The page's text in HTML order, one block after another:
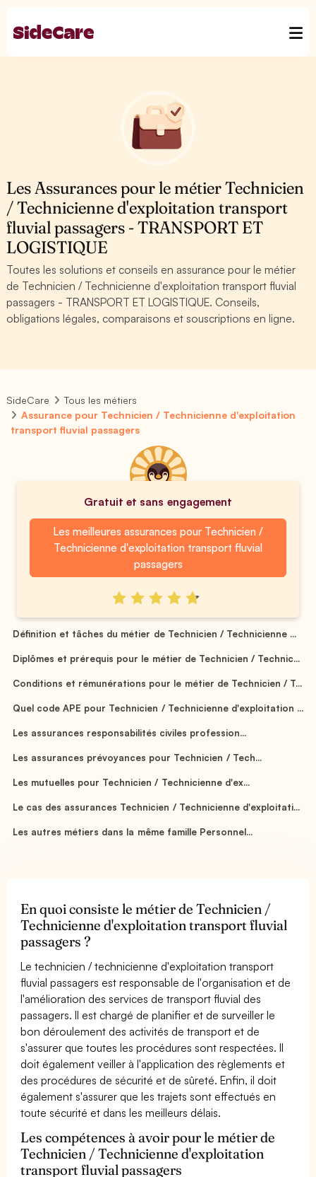
Les Assurances pour le métier Technicien
/ Technicienne d'exploitation transport
fluvial passagers - TRANSPORT ET
LOGISTIQUE
Toutes les solutions et conseils en assurance pour le métier
de Technicien / Technicienne d'exploitation transport fluvial
passagers - TRANSPORT ET LOGISTIQUE. Conseils,
obligations légales, comparaisons et souscriptions en ligne.
SideCare
Tous les métiers
Assurance pour Technicien / Technicienne d'exploitation
transport fluvial passagers
Gratuit et sans engagement
Les meilleures assurances pour Technicien /
Technicienne d'exploitation transport fluvial
passagers
Définition et tâches du métier de Technicien / Technicienne ...
Diplômes et prérequis pour le métier de Technicien / Technic...
Conditions et rémunérations pour le métier de Technicien / T...
Quel code APE pour Technicien / Technicienne d'exploitation ...
Les assurances responsabilités civiles profession...
Les assurances prévoyances pour Technicien / Tech...
Les mutuelles pour Technicien / Technicienne d'ex...
Le cas des assurances Technicien / Technicienne d'exploitati...
Les autres métiers dans la même famille Personnel...
En quoi consiste le métier de Technicien /
Technicienne d'exploitation transport fluvial
passagers ?
Le technicien / technicienne d'exploitation transport
fluvial passagers est responsable de l'organisation et de
l'amélioration des services de transport fluvial des
passagers. Il est chargé de planifier et de surveiller le
bon déroulement des activités de transport et de
s'assurer que toutes les procédures sont respectées. Il
doit également veiller à l'application des règlements et
des procédures de sécurité et de sûreté. Enfin, il doit
également s'assurer que les trajets sont effectués en
toute sécurité et dans les meilleurs délais.
Les compétences à avoir pour le métier de
Technicien / Technicienne d'exploitation
transport fluvial passagers